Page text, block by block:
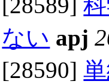
[28589]
ない apj
[28590]